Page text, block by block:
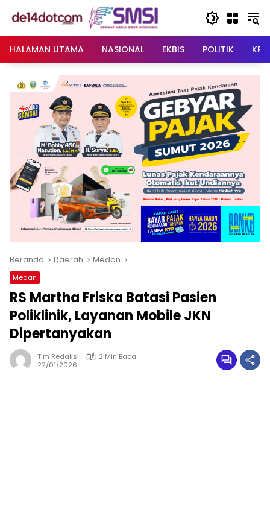
HALAMAN UTAMA
NASIONAL EKBIS POLITIK
Beranda Daerah Medan
Medan
RS Martha Friska Batasi Pasien
Poliklinik, Layanan Mobile JKN
Dipertanyakan
Tim Redaksi
2 Min Baca
22/01/2026